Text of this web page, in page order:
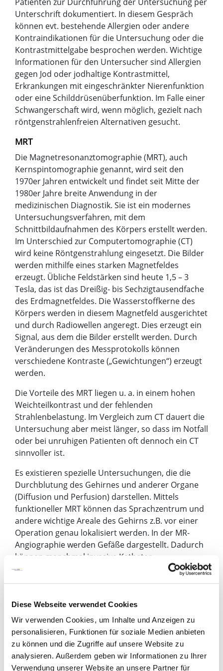
Diese Webseite verwendet Cookies
Wir verwenden Cookies, um Inhalte und Anzeigen zu
personalisieren, Funktionen für soziale Medien anbieten
zu können und die Zugriffe auf unsere Website zu
analysieren. Außerdem geben wir Informationen zu Ihrer
Verwendung unserer Website an unsere Partner für
Unterschrift dokumentiert. In diesem Gespräch
können evt. bestehende Allergien oder andere
Kontraindikationen für die Untersuchung oder die
Kontrastmittelgabe besprochen werden. Wichtige
Informationen für den Untersucher sind Allergien
gegen Jod oder jodhaltige Kontrastmittel,
Erkrankungen mit eingeschränkter Nierenfunktion
oder eine Schilddrüsenüberfunktion. Im Falle einer
Schwangerschaft wird, wenn möglich, gezielt nach
röntgenstrahlenfreien Alternativen gesucht.
MRT
Die Magnetresonanztomographie (MRT), auch
Kernspintomographie genannt, wird seit den
1970er Jahren entwickelt und findet seit Mitte der
1980er Jahre breite Anwendung in der
medizinischen Diagnostik. Sie ist ein modernes
Untersuchungsverfahren, mit dem
Schnittbildaufnahmen des Körpers erstellt werden.
Im Unterschied zur Computertomographie (CT)
wird keine Röntgenstrahlung eingesetzt. Die Bilder
werden mithilfe eines starken Magnetfeldes
erzeugt. Übliche Feldstärken sind heute 1,5 – 3
Tesla, das ist das Dreißig- bis Sechzigtausendfache
des Erdmagnetfeldes. Die Wasserstoffkerne des
Körpers werden in diesem Magnetfeld ausgerichtet
und durch Radiowellen angeregt. Dies erzeugt ein
Signal, aus dem die Bilder erstellt werden. Durch
Veränderungen des Messprotokolls können
verschiedene Kontraste („Gewichtungen“) erzeugt
werden.
Die Vorteile des MRT liegen u. a. in einem hohen
Weichteilkontrast und der fehlenden
Strahlenbelastung. Im Vergleich zum CT dauert die
Untersuchung aber meist länger, so dass im Notfall
oder bei unruhigen Patienten oft dennoch ein CT
sinnvoller ist.
Es existieren spezielle Untersuchungen, die die
Durchblutung des Gehirnes und anderer Organe
(Diffusion und Perfusion) darstellen. Mittels
funktioneller MRT können das Sprachzentrum und
andere wichtige Areale des Gehirns z.B. vor einer
Operation genau lokalisiert werden. In der MR-
Angiographie werden Gefäße dargestellt. Dadurch
können manchmal invasive Katheter-
Untersuchungen vermieden werden. Anders als im
CT können auch die Gelenke inklusive der Sehnen
hochaufgelösten Untersuchungen kann das
schlagende Herz dargestellt werden. In einzelnen
Fällen kann ein MRT der weiblichen Brust zur
Brustkrebsdiagnostik sinnvoll sein.
Ablauf